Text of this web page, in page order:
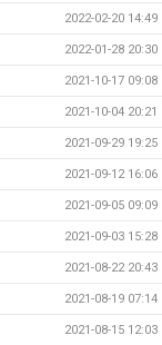
2022-02-20 14:49
2022-01-28 20:30
2021-10-17 09:08
2021-10-04 20:21
2021-09-29 19:25
2021-09-12 16:06
2021-09-05 09:09
2021-09-03 15:28
2021-08-22 20:43
2021-08-19 07:14
2021-08-15 12:03